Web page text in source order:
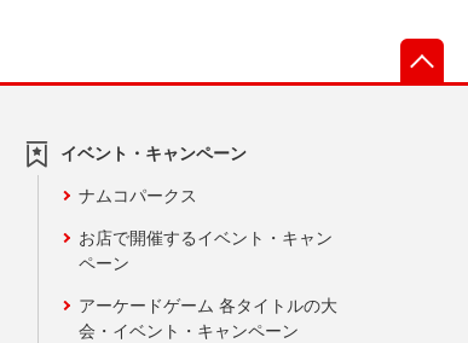
イベント・キャンペーン
ナムコパークス
お店で開催するイベント・キャン
ペーン
アーケードゲーム 各タイトルの大
会・イベント・キャンペーン